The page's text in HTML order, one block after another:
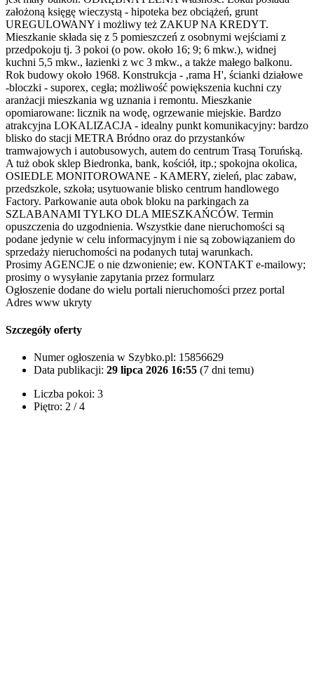
założoną księgę wieczystą - hipoteka bez obciążeń, grunt
UREGULOWANY i możliwy też ZAKUP NA KREDYT.
Mieszkanie składa się z 5 pomieszczeń z osobnymi wejściami z
przedpokoju tj. 3 pokoi (o pow. około 16; 9; 6 mkw.), widnej
kuchni 5,5 mkw., łazienki z wc 3 mkw., a także małego balkonu.
Rok budowy około 1968. Konstrukcja - ,rama H', ścianki działowe
-bloczki - suporex, cegła; możliwość powiększenia kuchni czy
aranżacji mieszkania wg uznania i remontu. Mieszkanie
opomiarowane: licznik na wodę, ogrzewanie miejskie. Bardzo
atrakcyjna LOKALIZACJA - idealny punkt komunikacyjny: bardzo
blisko do stacji METRA Bródno oraz do przystanków
tramwajowych i autobusowych, autem do centrum Trasą Toruńską.
A tuż obok sklep Biedronka, bank, kościół, itp.; spokojna okolica,
OSIEDLE MONITOROWANE - KAMERY, zieleń, plac zabaw,
przedszkole, szkoła; usytuowanie blisko centrum handlowego
Factory. Parkowanie auta obok bloku na parkingach za
SZLABANAMI TYLKO DLA MIESZKAŃCÓW. Termin
opuszczenia do uzgodnienia. Wszystkie dane nieruchomości są
podane jedynie w celu informacyjnym i nie są zobowiązaniem do
sprzedaży nieruchomości na podanych tutaj warunkach.
Prosimy AGENCJE o nie dzwonienie; ew. KONTAKT e-mailowy;
prosimy o wysyłanie zapytania przez formularz
Ogłoszenie dodane do wielu portali nieruchomości przez portal
Adres www ukryty
Szczegóły oferty
Numer ogłoszenia w Szybko.pl: 15856629
Data publikacji: 29 lipca 2026 16:55 (7 dni temu)
Liczba pokoi: 3
Piętro: 2 / 4